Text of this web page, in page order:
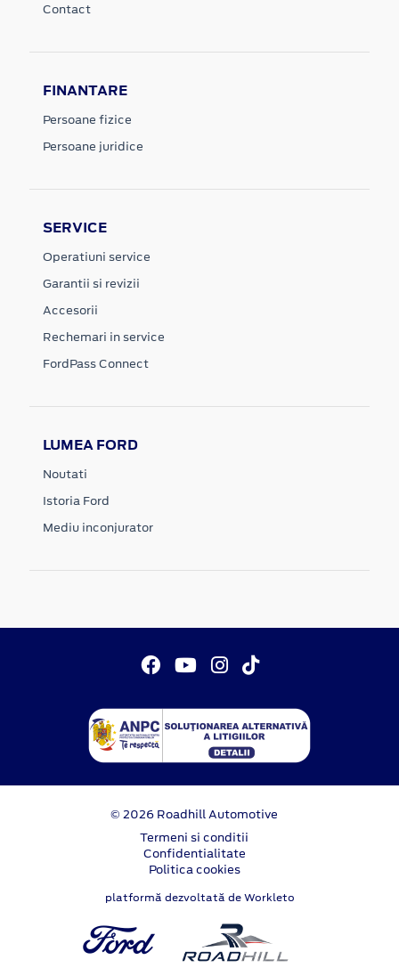
Contact
FINANTARE
Persoane fizice
Persoane juridice
SERVICE
Operatiuni service
Garantii si revizii
Accesorii
Rechemari in service
FordPass Connect
LUMEA FORD
Noutati
Istoria Ford
Mediu inconjurator
© 2026 Roadhill Automotive
Termeni si conditii
Confidentialitate
Politica cookies
platformă dezvoltată de Workleto